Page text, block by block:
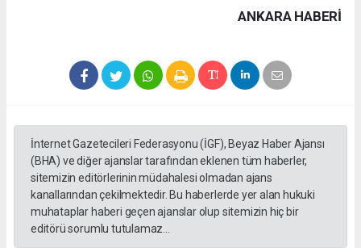
ANKARA HABERİ
İnternet Gazetecileri Federasyonu (İGF), Beyaz Haber Ajansı
(BHA) ve diğer ajanslar tarafından eklenen tüm haberler,
sitemizin editörlerinin müdahalesi olmadan ajans
kanallarından çekilmektedir. Bu haberlerde yer alan hukuki
muhataplar haberi geçen ajanslar olup sitemizin hiç bir
editörü sorumlu tutulamaz...